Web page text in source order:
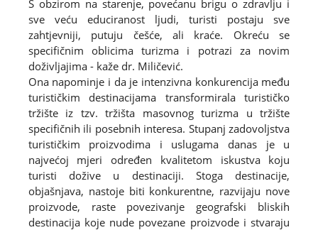
S obzirom na starenje, povećanu brigu o zdravlju i
sve veću educiranost ljudi, turisti postaju sve
zahtjevniji, putuju češće, ali kraće. Okreću se
specifičnim oblicima turizma i potrazi za novim
doživljajima - kaže dr. Miličević.
Ona napominje i da je intenzivna konkurencija među
turističkim destinacijama transformirala turističko
tržište iz tzv. tržišta masovnog turizma u tržište
specifičnih ili posebnih interesa. Stupanj zadovoljstva
turističkim proizvodima i uslugama danas je u
najvećoj mjeri određen kvalitetom iskustva koju
turisti dožive u destinaciji. Stoga destinacije,
objašnjava, nastoje biti konkurentne, razvijaju nove
proizvode, raste povezivanje geografski bliskih
destinacija koje nude povezane proizvode i stvaraju